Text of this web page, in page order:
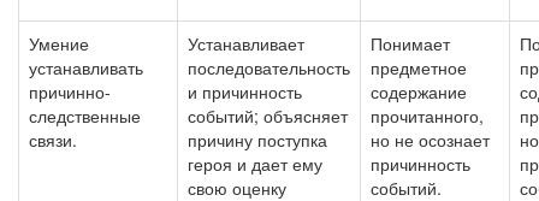
Умение
устанавливать
причинно-
следственные
связи.
Устанавливает
последовательность
и причинность
событий; объясняет
причину поступка
героя и дает ему
свою оценку
Понимает
предметное
содержание
прочитанного,
но не осознает
причинность
событий.